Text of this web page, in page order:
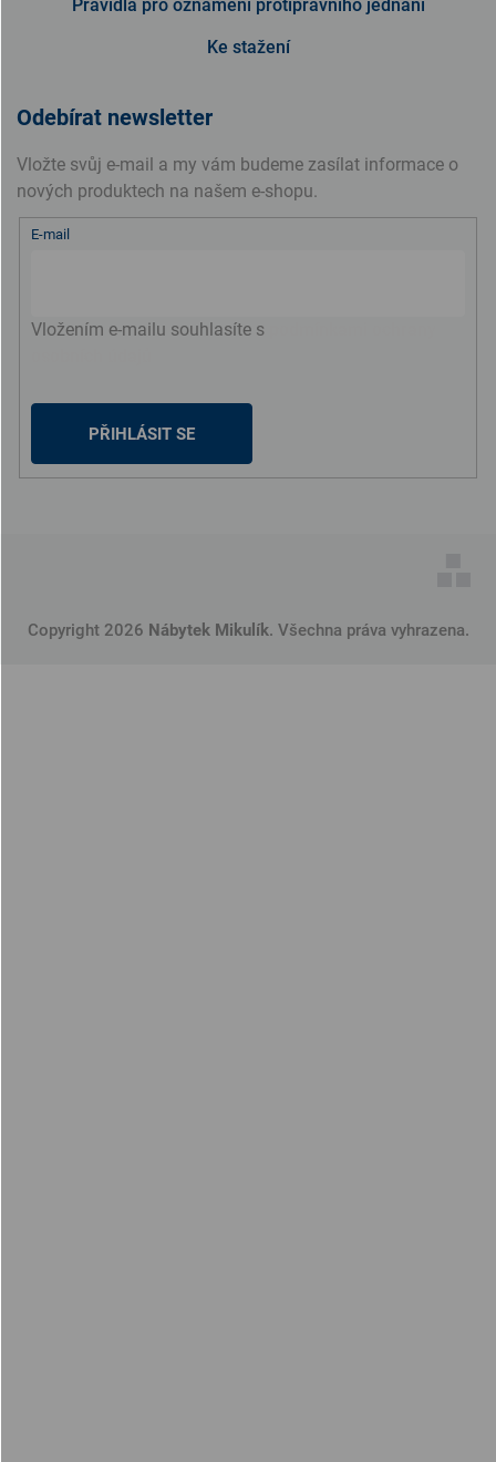
Pravidla pro oznámení protiprávního jednání
Ke stažení
Odebírat newsletter
Vložte svůj e-mail a my vám budeme zasílat informace o
nových produktech na našem e-shopu.
E-mail
Vložením e-mailu souhlasíte s
PŘIHLÁSIT SE
Copyright 2026 Nábytek Mikulík. Všechna práva vyhrazena.